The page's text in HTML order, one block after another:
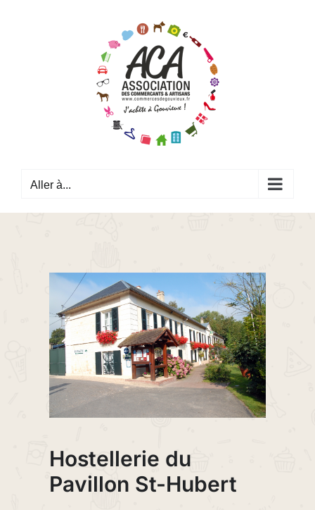
Aller à...
Hostellerie du
Pavillon St-Hubert